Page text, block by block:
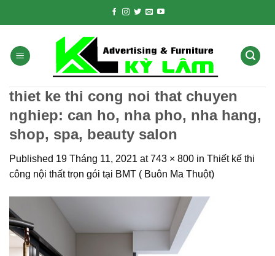
thiet ke thi cong noi that chuyen
nghiep: can ho, nha pho, nha hang,
shop, spa, beauty salon
Published 19 Tháng 11, 2021 at743 × 800 in Thiết kế thi
công nội thất trọn gói tại BMT ( Buôn Ma Thuột)